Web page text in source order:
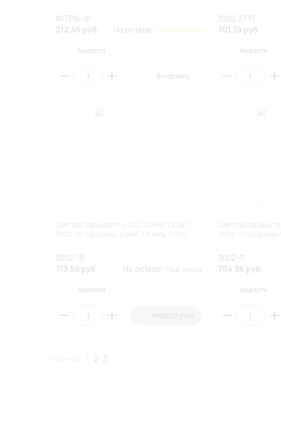
ФП316-01
212.46 руб.
На складе: Достаточно
Аналоги
В корзину
3202.3731
301.39 руб.
Аналоги
3002-10
713.59 руб.
На складе:
Аналоги
Недоступно
3002-11
784.96 руб.
Аналоги
1 2 3